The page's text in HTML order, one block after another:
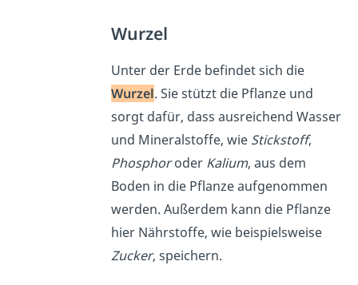
Wurzel
Unter der Erde befindet sich die
Wurzel. Sie stützt die Pflanze und
sorgt dafür, dass ausreichend Wasser
und Mineralstoffe, wie Stickstoff,
Phosphoroder Kalium, aus dem
Boden in die Pflanze aufgenommen
werden. Außerdem kann die Pflanze
hier Nährstoffe, wie beispielsweise
Zucker, speichern.